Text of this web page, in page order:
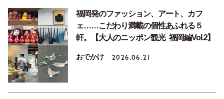
福岡発のファッション、アート、カフ
ェ……こだわり満載の個性あふれる５
軒。【大人のニッポン観光_福岡編Vol.2】
おでかけ 2026.06.21